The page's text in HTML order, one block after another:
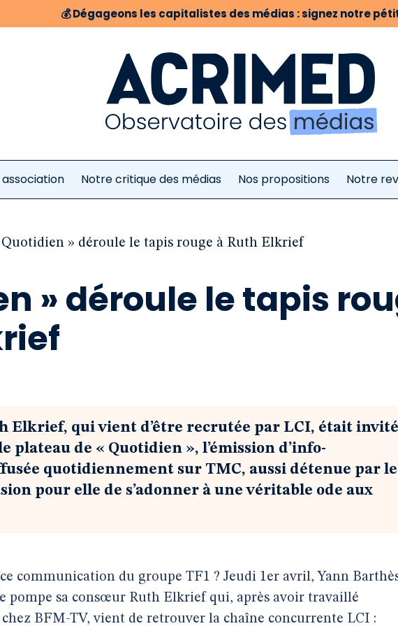
💰Dégageons les capitalistes des médias : signez notre
Notre critique des médias Nos propositions Notre
Quotidien » déroule le tapis rouge à Ruth Elkrief
» déroule le tapis
Elkrief, qui vient d’être recrutée par LCI, était
plateau de « Quotidien », l’émission d’info-
quotidiennement sur TMC, aussi détenue par le
pour elle de s’adonner à une véritable ode aux
communication du groupe TF1 ? Jeudi 1er avril, Yann
pompe sa consœur Ruth Elkrief qui, après avoir travaillé
BFM-TV, vient de retrouver la chaîne concurrente LCI :